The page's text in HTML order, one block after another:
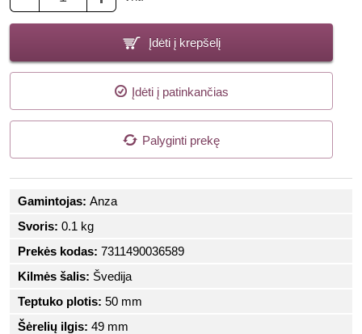
Įdėti į krepšelį
Įdėti į patinkančias
Palyginti prekę
Gamintojas: Anza
Svoris: 0.1 kg
Prekės kodas: 7311490036589
Kilmės šalis: Švedija
Teptuko plotis: 50 mm
Šėrelių ilgis: 49 mm